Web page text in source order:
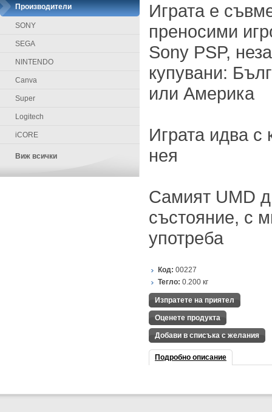
Производители
SONY
SEGA
NINTENDO
Canva
Super
Logitech
iCORE
Виж всички
Играта е
преносими
Sony PSP,
купувани:
или Америка
Играта идва с
нея
Самият UMD
състояние, с
употреба
Код: 00227
Тегло: 0.200 кг
Изпратете на приятел
Оценете продукта
Добави в списъка с желания
Подробно описание